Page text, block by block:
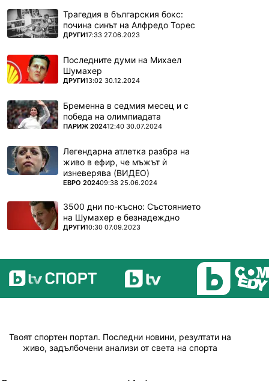
Трагедия в българския бокс:
почина синът на Алфредо Торес
ПОВЕЧЕ ОТ
ДРУГИ17:33 27.06.2023
Последните думи на Михаел
Шумахер
ПОВЕЧЕ ОТ
ДРУГИ13:02 30.12.2024
Бременна в седмия месец и с
победа на олимпиадата
ПОВЕЧЕ ОТ
ПАРИЖ 202412:40 30.07.2024
Легендарна атлетка разбра на
живо в ефир, че мъжът ѝ
изневерява (ВИДЕО)
ПОВЕЧЕ ОТ
ЕВРО 202409:38 25.06.2024
3500 дни по-късно: Състоянието
на Шумахер е безнадеждно
ПОВЕЧЕ ОТ
ДРУГИ10:30 07.09.2023
Твоят спортен портал. Последни новини, резултати на
живо, задълбочени анализи от света на спорта